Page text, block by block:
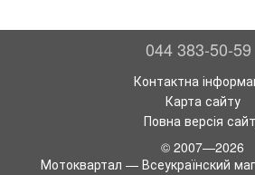
044 383-50-59
Контактна
Карта сайту
Повна версія
© 2007—2026
Мотоквартал — Всеукраїнский